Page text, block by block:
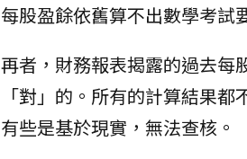
每股盈餘依舊算不出數學考試
再者，財務報表揭露的過去每
「對」的。所有的計算結果
有些是基於現實，無法查核。